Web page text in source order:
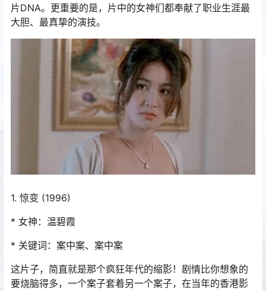
片DNA。更重要的是，片中的女神们都奉献了职业生涯最
大胆、最真挚的演技。
1. 惊变 (1996)
* 女神：温碧霞
* 关键词：案中案、案中案
这片子，简直就是那个疯狂年代的缩影！剧情比你想象的
要烧脑得多，一个案子套着另一个案子，在当年的香港影